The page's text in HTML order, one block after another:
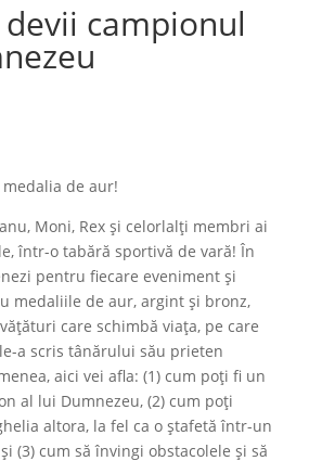
devii campionul
de aur!
Moni, Rex și celorlalți membri ai
într-o tabără sportivă de vară! În
pentru fiecare eveniment și
medaliile de aur, argint și bronz,
care schimbă viața, pe care
a scris tânărului său prieten
aici vei afla: (1) cum poți fi un
al lui Dumnezeu, (2) cum poți
altora, la fel ca o ştafetă într-un
(3) cum să învingi obstacolele și să